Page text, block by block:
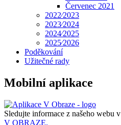
Červenec 2021
2022⁄2023
2023⁄2024
2024⁄2025
2025⁄2026
Poděkování
Užitečné rady
Mobilní aplikace
Sledujte informace z našeho webu v
V OBRAZE.